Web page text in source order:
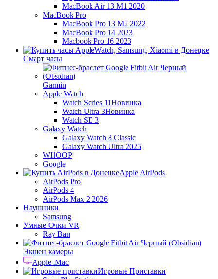
MacBook Air 13 M1 2020
MacBook Pro
MacBook Pro 13 M2 2022
MacBook Pro 14 2023
Macbook Pro 16 2023
Смарт часы
Garmin
Apple Watch
Watch Series 11Новинка
Watch Ultra 3Новинка
Watch SE 3
Galaxy Watch
Galaxy Watch 8 Classic
Galaxy Watch Ultra 2025
WHOOP
Google
Apple AirPods
AirPods Pro
AirPods 4
AirPods Max 2 2026
Наушники
Samsung
Умные Очки VR
Ray Ban
Экшен камеры
Apple iMac
Игровые Приставки